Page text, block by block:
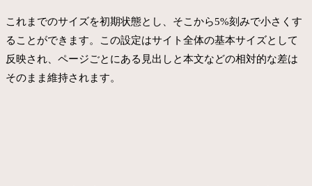
これまでのサイズを初期状態とし、そこから5%刻みで小さくす
ることができます。この設定はサイト全体の基本サイズとして
反映され、ページごとにある見出しと本文などの相対的な差は
そのまま維持されます。